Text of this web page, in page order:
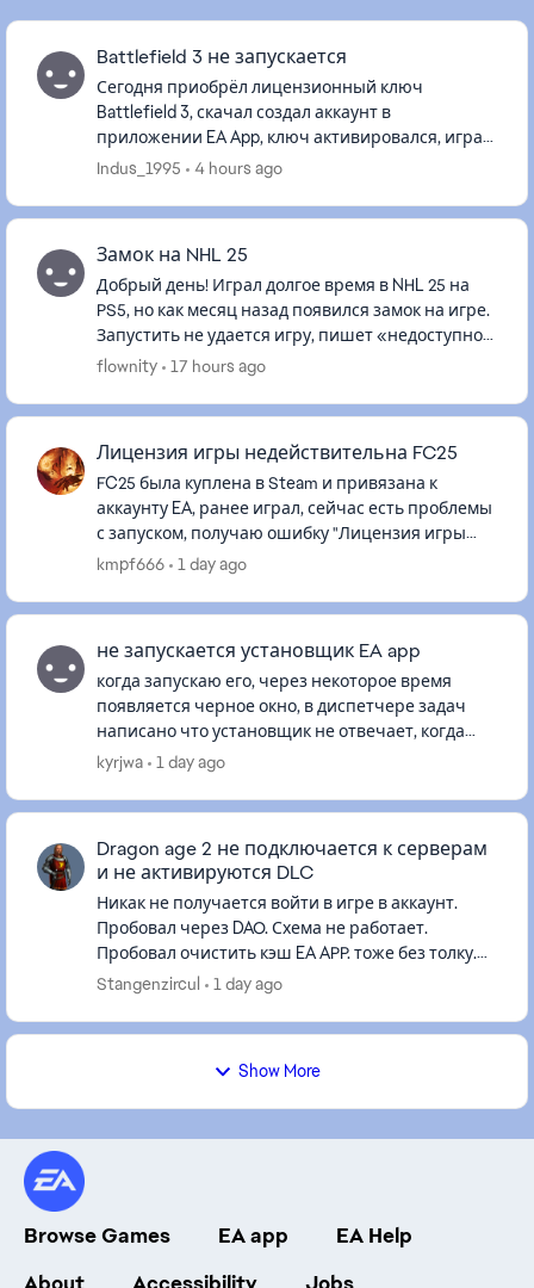
Battlefield 3 не запускается
Сегодня приобрёл лицензионный ключ
Battlefield 3, скачал создал аккаунт в
приложении EA App, ключ активировался, игра
скачалась, всё было хорошо до момента запуска,
Indus_1995 4 hours ago
Замок на NHL 25
Добрый день! Играл долгое время в NHL 25 на
PS5, но как месяц назад появился замок на игре.
Запустить не удается игру, пишет «недоступно»
либо выдает ошибку «Вы не можете купить этот
flownity 17 hours ago
Лицензия игры недействительна FC25
FC25 была куплена в Steam и привязана к
аккаунту EA, ранее играл, сейчас есть проблемы
с запуском, получаю ошибку "Лицензия игры
недействительна". Кэш чистил, в автономном
kmpf666 1 day ago
не запускается установщик EA app
когда запускаю его, через некоторое время
появляется черное окно, в диспетчере задач
написано что установщик не отвечает, когда
тыкаю по окну он также не отвечает. началось
kyrjwa 1 day ago
Dragon age 2 не подключается к серверам
и не активируются DLC
Никак не получается войти в игре в аккаунт.
Пробовал через DAO. Схема не работает.
Пробовал очистить кэш EA APP. тоже без толку.
Игра куплена и работает через EA со всеми DLC.
Stangenzircul 1 day ago
Show More
Browse Games EA app
EA Help